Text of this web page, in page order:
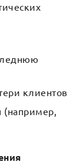
клиентов